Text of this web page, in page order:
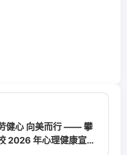
健心 向美而行 —— 攀
2026 年心理健康宣传